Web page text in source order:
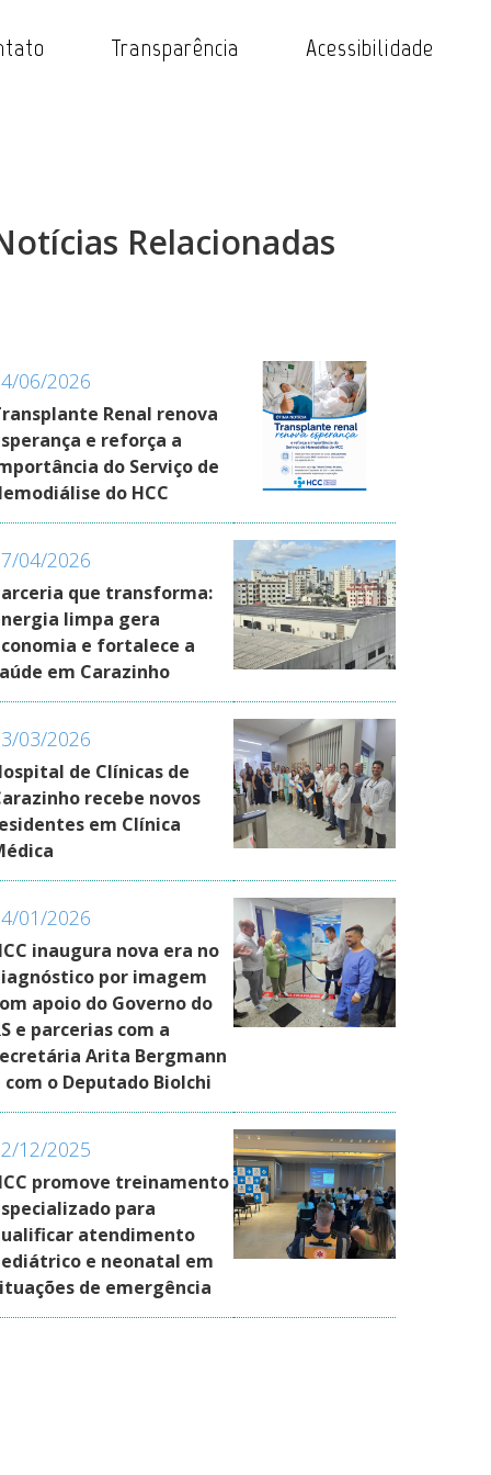
Transparência Acessibilidade
Relacionadas
06/2026
Renal renova
e reforça a
do Serviço de
do HCC
04/2026
que transforma:
limpa gera
e fortalece a
em Carazinho
03/2026
de Clínicas de
recebe novos
em Clínica
01/2026
inaugura nova era no
por imagem
apoio do Governo do
e parcerias com a
Arita Bergmann
com o Deputado Biolchi
12/2025
promove treinamento
para
atendimento
e neonatal em
de emergência